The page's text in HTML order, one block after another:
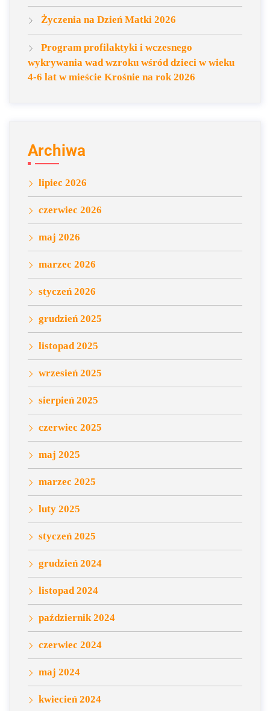
Życzenia na Dzień Matki 2026
Program profilaktyki i wczesnego
wykrywania wad wzroku wśród dzieci w wieku
4-6 lat w mieście Krośnie na rok 2026
Archiwa
lipiec 2026
czerwiec 2026
maj 2026
marzec 2026
styczeń 2026
grudzień 2025
listopad 2025
wrzesień 2025
sierpień 2025
czerwiec 2025
maj 2025
marzec 2025
luty 2025
styczeń 2025
grudzień 2024
listopad 2024
październik 2024
czerwiec 2024
maj 2024
kwiecień 2024